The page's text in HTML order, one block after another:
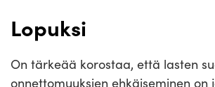
Lopuksi
On tärkeää korostaa, että lasten
onnettomuuksien ehkäiseminen on